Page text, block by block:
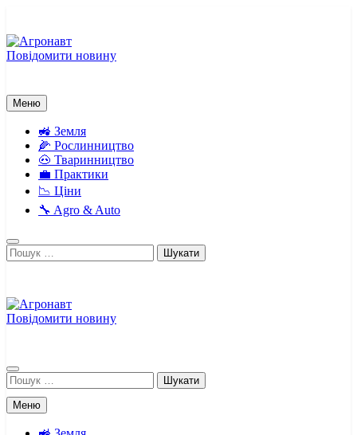
вмісту
Повідомити новину
Меню
🚜 Земля
🌽 Рослинництво
🐽 Тваринництво
💼 Практики
📉 Ціни
🔧 Agro & Auto
Пошук:
Повідомити новину
Пошук:
Меню